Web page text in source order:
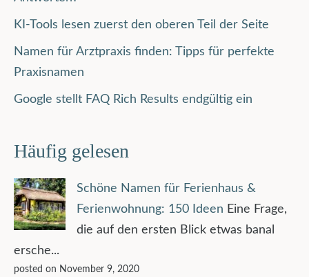
KI-Tools lesen zuerst den oberen Teil der Seite
Namen für Arztpraxis finden: Tipps für perfekte
Praxisnamen
Google stellt FAQ Rich Results endgültig ein
Häufig gelesen
Schöne Namen für Ferienhaus &
Ferienwohnung: 150 Ideen Eine Frage,
die auf den ersten Blick etwas banal
ersche...
posted on November 9, 2020